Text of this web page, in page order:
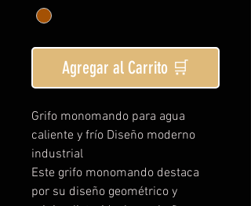
Agregar al Carrito 🛒
Grifo monomando para agua
caliente y frío Diseño moderno
industrial
Este grifo monomando destaca
por su diseño geométrico y